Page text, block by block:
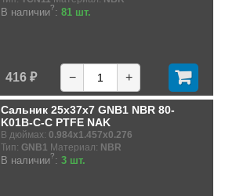
В наличии?: 81 шт.
416 ₽ − +
Сальник 25x37x7 GNB1 NBR 80-
K01B-C-C PTFE NAK
В дюймах: 0.984x1.457x0.276
Тип: GNB1 Материал: NBR
В наличии?: 3 шт.